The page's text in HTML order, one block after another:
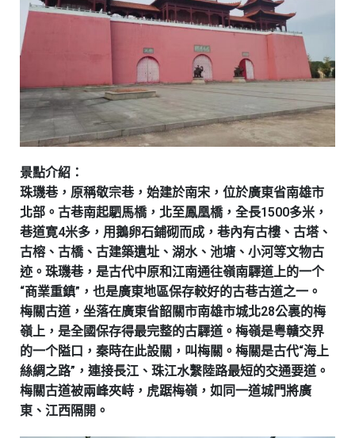
景點介紹：
珠璣巷，原稱敬宗巷，始建於南宋，位於廣東省南雄市
北部。古巷南起駟馬橋，北至鳳凰橋，全長1500多米，
巷道寛4米多，用鵝卵石鋪砌而成，巷內有古樓、古塔、
古榕、古橋、古建築遺址、湖水、池塘、小河等文物古
迹。珠璣巷，是古代中原和江南通往嶺南驛道上的一个
“商業重鎮”，也是廣東地區保存較好的古巷古道之一。
梅關古道，坐落在廣東省韶關市南雄市城北28公裏的梅
嶺上，是全國保存得最完整的古驛道。梅嶺是粤贛交界
的一个隘口，秦時在此設關，叫梅關。梅關是古代“海上
絲綢之路”，連接長江、珠江水繫陸路最短的交通要道。
梅關古道被兩峰夾峙，虎踞梅嶺，如同一道城門將廣
東、江西隔開。